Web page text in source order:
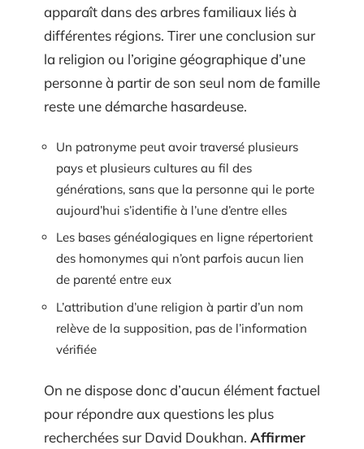
apparaît dans des arbres familiaux liés à
différentes régions. Tirer une conclusion sur
la religion ou l’origine géographique d’une
personne à partir de son seul nom de famille
reste une démarche hasardeuse.
Un patronyme peut avoir traversé plusieurs
pays et plusieurs cultures au fil des
générations, sans que la personne qui le porte
aujourd’hui s’identifie à l’une d’entre elles
Les bases généalogiques en ligne répertorient
des homonymes qui n’ont parfois aucun lien
de parenté entre eux
L’attribution d’une religion à partir d’un nom
relève de la supposition, pas de l’information
vérifiée
On ne dispose donc d’aucun élément factuel
pour répondre aux questions les plus
recherchées sur David Doukhan. Affirmer